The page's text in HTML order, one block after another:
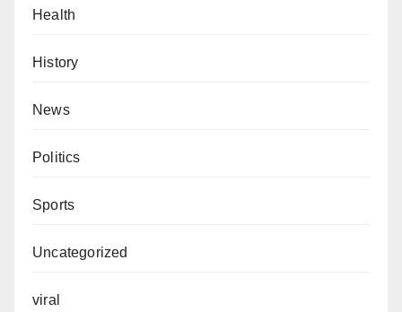
Health
History
News
Politics
Sports
Uncategorized
viral